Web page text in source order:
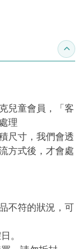
收合
兒童會員，「客
理
尺寸，我們會透
方式後，才會處
不符的狀況，可
。